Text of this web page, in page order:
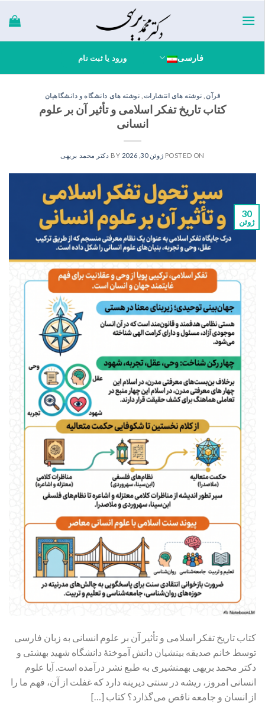
فارسی ورود یا ثبت نام
قرآن نوشته های انتشارات نوشته های دانشگاه و دانشگاهیان
کتاب تاریخ تفکر اسلامی و تأثیر آن بر علوم
انسانی
POSTED ON ژوئن 30, 2026 دکتر محمد بریهی
30
ژوئن
کتاب تاریخ تفکر اسلامی و تأثیر آن بر علوم انسانی به زبان فارسی
توسط خانم صدیقه بینشیان دانش آموختۀ دانشگاه شهید بهشتی و
دکتر محمد بریهی بهمنشیری به طبع نشر درآمده است. آیا علوم
انسانی امروز، ریشه در سنتی دیرینه دارد که غفلت از آن، فهم ما را
از انسان و جامعه ناقص می‌گذارد؟ کتاب […]